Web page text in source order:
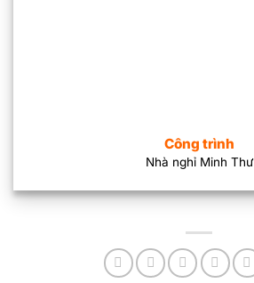
Công trình
Nhà nghỉ Minh Thư